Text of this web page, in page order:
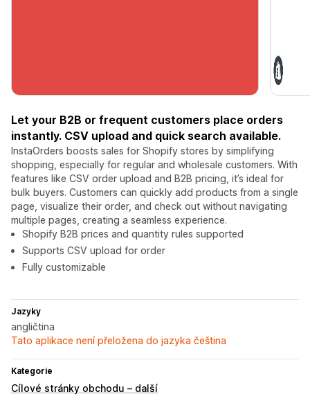
Let your B2B or frequent customers place orders
instantly. CSV upload and quick search available.
InstaOrders boosts sales for Shopify stores by simplifying
shopping, especially for regular and wholesale customers. With
features like CSV order upload and B2B pricing, it’s ideal for
bulk buyers. Customers can quickly add products from a single
page, visualize their order, and check out without navigating
multiple pages, creating a seamless experience.
Shopify B2B prices and quantity rules supported
Supports CSV upload for order
Fully customizable
Jazyky
angličtina
Tato aplikace není přeložena do jazyka čeština
Kategorie
Cílové stránky obchodu – další